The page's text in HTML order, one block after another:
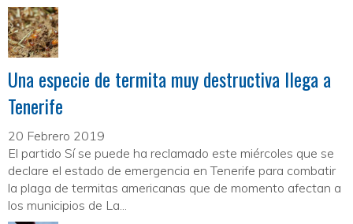
Una especie de termita muy destructiva llega a
Tenerife
20 Febrero 2019
El partido Sí se puede ha reclamado este miércoles que se
declare el estado de emergencia en Tenerife para combatir
la plaga de termitas americanas que de momento afectan a
los municipios de La...